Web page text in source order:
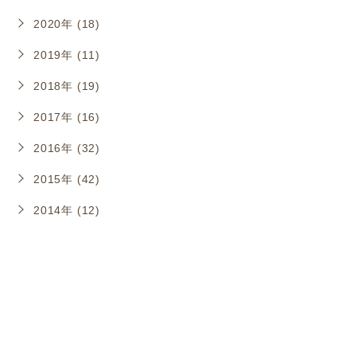
2020年 (18)
2019年 (11)
2018年 (19)
2017年 (16)
2016年 (32)
2015年 (42)
2014年 (12)